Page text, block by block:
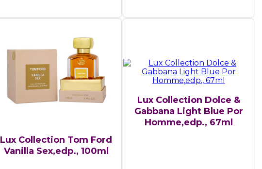
Lux Collection Tom Ford
Vanilla Sex,edp., 100ml
Lux Collection Dolce &
Gabbana Light Blue Por
Homme,edp., 67ml